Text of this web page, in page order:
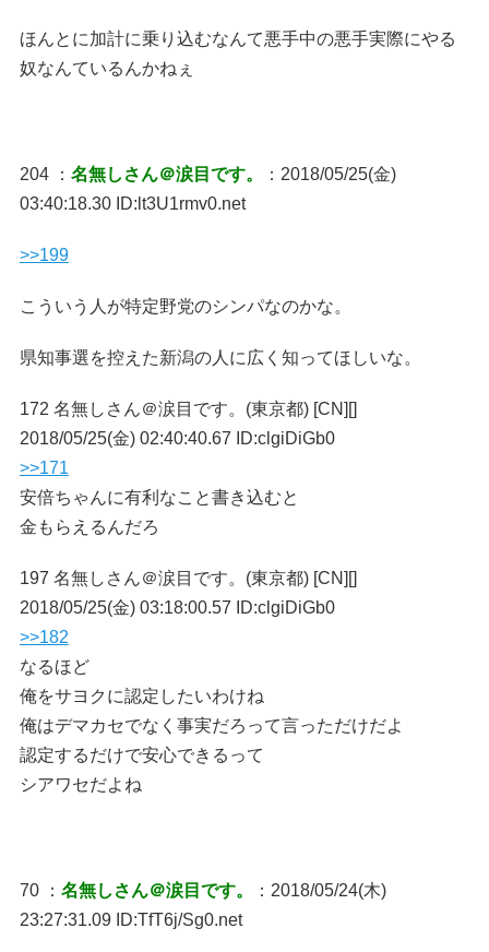
ほんとに加計に乗り込むなんて悪手中の悪手実際にやる
奴なんているんかねぇ
204 ： 名無しさん＠涙目です。
：2018/05/25(金)
03:40:18.30 ID:lt3U1rmv0.net
>>199
こういう人が特定野党のシンパなのかな。
県知事選を控えた新潟の人に広く知ってほしいな。
172 名無しさん＠涙目です。(東京都) [CN][]
2018/05/25(金) 02:40:40.67 ID:clgiDiGb0
>>171
安倍ちゃんに有利なこと書き込むと
金もらえるんだろ
197 名無しさん＠涙目です。(東京都) [CN][]
2018/05/25(金) 03:18:00.57 ID:clgiDiGb0
>>182
なるほど
俺をサヨクに認定したいわけね
俺はデマカセでなく事実だろって言っただけだよ
認定するだけで安心できるって
シアワセだよね
70 ： 名無しさん＠涙目です。
：2018/05/24(木)
23:27:31.09 ID:TfT6j/Sg0.net